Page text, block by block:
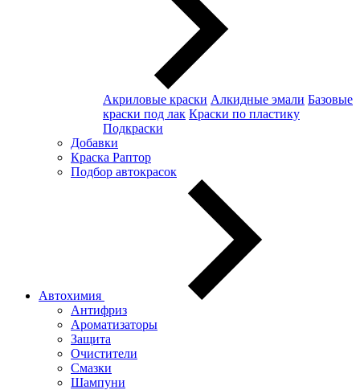
Акриловые краски Алкидные эмали Базовые
краски под лак Краски по пластику
Подкраски
Добавки
Краска Раптор
Подбор автокрасок
Автохимия
Антифриз
Ароматизаторы
Защита
Очистители
Смазки
Шампуни